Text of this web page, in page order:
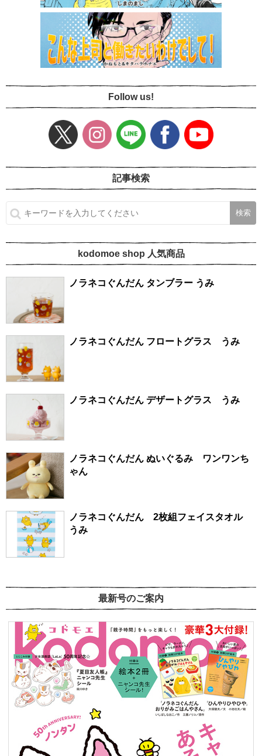
Follow us!
記事検索
kodomoe shop 人気商品
ノラネコぐんだん タンブラー うみ
ノラネコぐんだん フロートグラス うみ
ノラネコぐんだん デザートグラス うみ
ノラネコぐんだん ぬいぐるみ ワンワンち
ゃん
ノラネコぐんだん 2枚組フェイスタオル
うみ
最新号のご案内